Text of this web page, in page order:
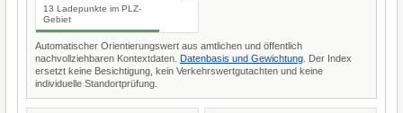
13 Ladepunkte im PLZ-
Gebiet
Automatischer Orientierungswert aus amtlichen und öffentlich
nachvollziehbaren Kontextdaten. Datenbasis und Gewichtung . Der Index
ersetzt keine Besichtigung, kein Verkehrswertgutachten und keine
individuelle Standortprüfung.